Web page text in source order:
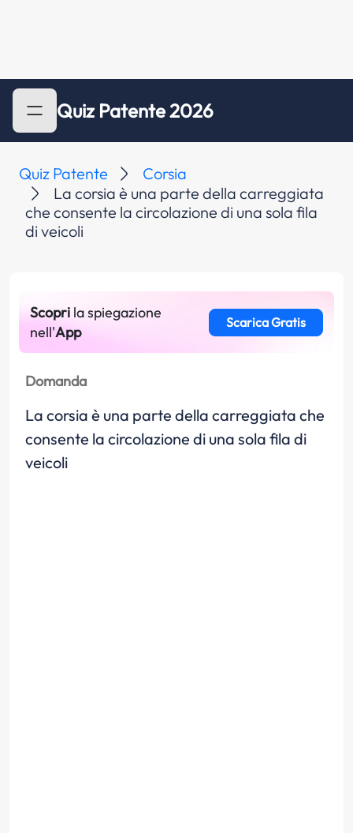
Quiz Patente 2026
Quiz Patente
Corsia
La corsia è una parte della carreggiata
che consente la circolazione di una sola fila
di veicoli
Scopri la spiegazione
nell'App
Scarica Gratis
Domanda
La corsia è una parte della carreggiata che
consente la circolazione di una sola fila di
veicoli